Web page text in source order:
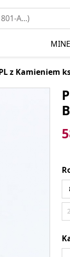
z Kamieniem